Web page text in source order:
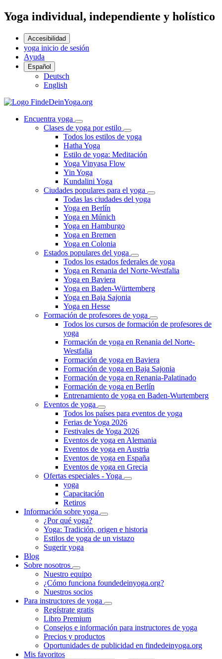
Yoga individual, independiente y holístico
Accesibilidad
yoga inicio de sesión
Ayuda
Español
Deutsch
English
Encuentra yoga
Clases de yoga por estilo
Todos los estilos de yoga
Hatha Yoga
Estilo de yoga: Meditación
Yoga Vinyasa Flow
Yin Yoga
Kundalini Yoga
Ciudades populares para el yoga
Todas las ciudades del yoga
Yoga en Berlín
Yoga en Múnich
Yoga en Hamburgo
Yoga en Bremen
Yoga en Colonia
Estados populares del yoga
Todos los estados federales de yoga
Yoga en Renania del Norte-Westfalia
Yoga en Baviera
Yoga en Baden-Württemberg
Yoga en Baja Sajonia
Yoga en Hesse
Formación de profesores de yoga
Todos los cursos de formación de profesores de
yoga
Formación de yoga en Renania del Norte-
Westfalia
Formación de yoga en Baviera
Formación de yoga en Baja Sajonia
Formación de yoga en Renania-Palatinado
Formación de yoga en Berlín
Entrenamiento de yoga en Baden-Wurtemberg
Eventos de yoga
Todos los países para eventos de yoga
Ferias de Yoga 2026
Festivales de Yoga 2026
Eventos de yoga en Alemania
Eventos de yoga en Austria
Eventos de yoga en España
Eventos de yoga en Grecia
Ofertas especiales - Yoga
yoga
Capacitación
Retiros
Información sobre yoga
¿Por qué yoga?
Yoga: Tradición, origen e historia
Estilos de yoga de un vistazo
Sugerir yoga
Blog
Sobre nosotros
Nuestro equipo
¿Cómo funciona foundedeinyoga.org?
Nuestros socios
Para instructores de yoga
Regístrate gratis
Libro Premium
Consejos e información para instructores de yoga
Precios y productos
Oportunidades de publicidad en findedeinyoga.org
Mis favoritos